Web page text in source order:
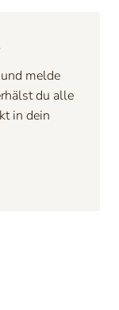
melde
du alle
in dein